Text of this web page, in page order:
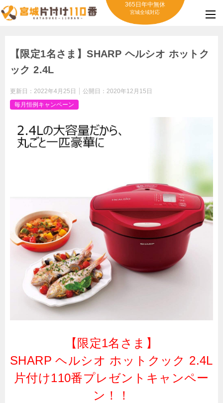
365日年中無休
宮城全域対応
【限定1名さま】SHARP ヘルシオ ホットク
ック 2.4L
更新日： 2022年4月25日 公開日： 2020年12月15日
毎月恒例キャンペーン
【限定1名さま】
SHARP ヘルシオ ホットクック 2.4L
片付け110番プレゼントキャンペー
ン！！